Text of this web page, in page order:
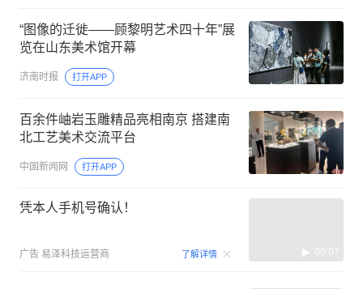
“图像的迁徙——顾黎明艺术四十年”展
览在山东美术馆开幕
济南时报 打开APP
百余件岫岩玉雕精品亮相南京 搭建南
北工艺美术交流平台
中国新闻网 打开APP
凭本人手机号确认！
广告 易泽科技运营商 了解详情 00:07